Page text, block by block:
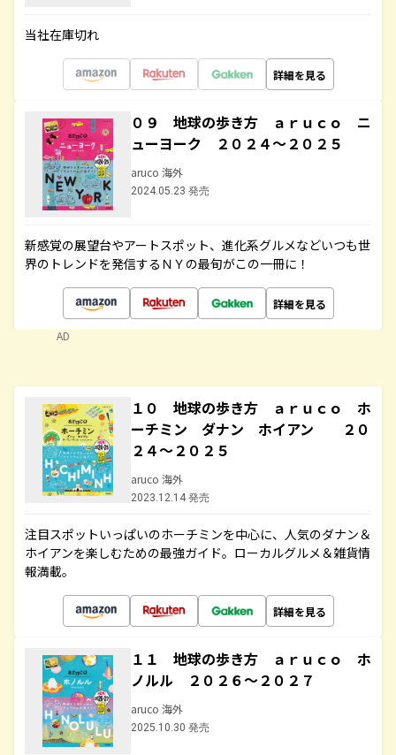
当社在庫切れ
詳細を見る
０９ 地球の歩き方 ａｒｕｃｏ ニ
ューヨーク ２０２４～２０２５
aruco 海外
2024.05.23 発売
新感覚の展望台やアートスポット、進化系グルメなどいつも世
界のトレンドを発信するＮＹの最旬がこの一冊に！
詳細を見る
AD
１０ 地球の歩き方 ａｒｕｃｏ ホ
ーチミン ダナン ホイアン ２０
２４～２０２５
aruco 海外
2023.12.14 発売
注目スポットいっぱいのホーチミンを中心に、人気のダナン＆
ホイアンを楽しむための最強ガイド。ローカルグルメ＆雑貨情
報満載。
詳細を見る
１１ 地球の歩き方 ａｒｕｃｏ ホ
ノルル ２０２６～２０２７
aruco 海外
2025.10.30 発売